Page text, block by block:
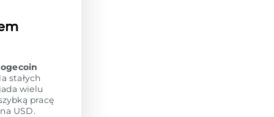
stałych
wielu
pracę
USD.